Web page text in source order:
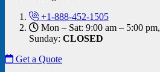
+1-888-452-1505
Mon – Sat: 9:00 am – 5:00 pm,
Sunday: CLOSED
Get a Quote